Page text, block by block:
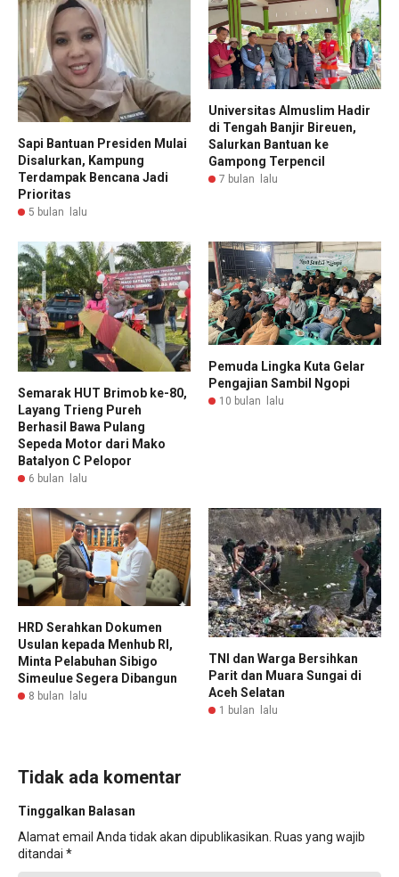
Sapi Bantuan Presiden Mulai
Disalurkan, Kampung
Terdampak Bencana Jadi
Prioritas
5 bulan lalu
Universitas Almuslim Hadir
di Tengah Banjir Bireuen,
Salurkan Bantuan ke
Gampong Terpencil
7 bulan lalu
Semarak HUT Brimob ke-80,
Layang Trieng Pureh
Berhasil Bawa Pulang
Sepeda Motor dari Mako
Batalyon C Pelopor
6 bulan lalu
Pemuda Lingka Kuta Gelar
Pengajian Sambil Ngopi
10 bulan lalu
HRD Serahkan Dokumen
Usulan kepada Menhub RI,
Minta Pelabuhan Sibigo
Simeulue Segera Dibangun
8 bulan lalu
TNI dan Warga Bersihkan
Parit dan Muara Sungai di
Aceh Selatan
1 bulan lalu
Tidak ada komentar
Tinggalkan Balasan
Alamat email Anda tidak akan dipublikasikan. Ruas yang wajib
ditandai *